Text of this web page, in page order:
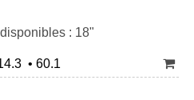
: 18"
• 60.1